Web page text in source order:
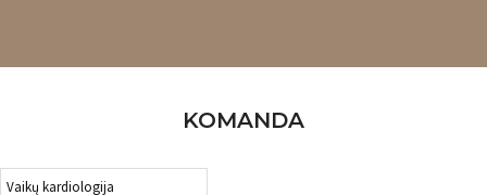
KOMANDA